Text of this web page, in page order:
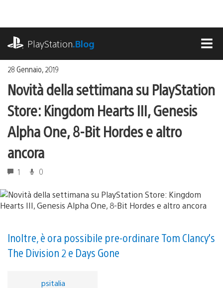
contenuto
PlayStation.Blog
28 Gennaio, 2019
Novità della settimana su PlayStation
Store: Kingdom Hearts III, Genesis
Alpha One, 8-Bit Hordes e altro
ancora
1 0
Inoltre, è ora possibile pre-ordinare Tom Clancy’s
The Division 2 e Days Gone
psitalia